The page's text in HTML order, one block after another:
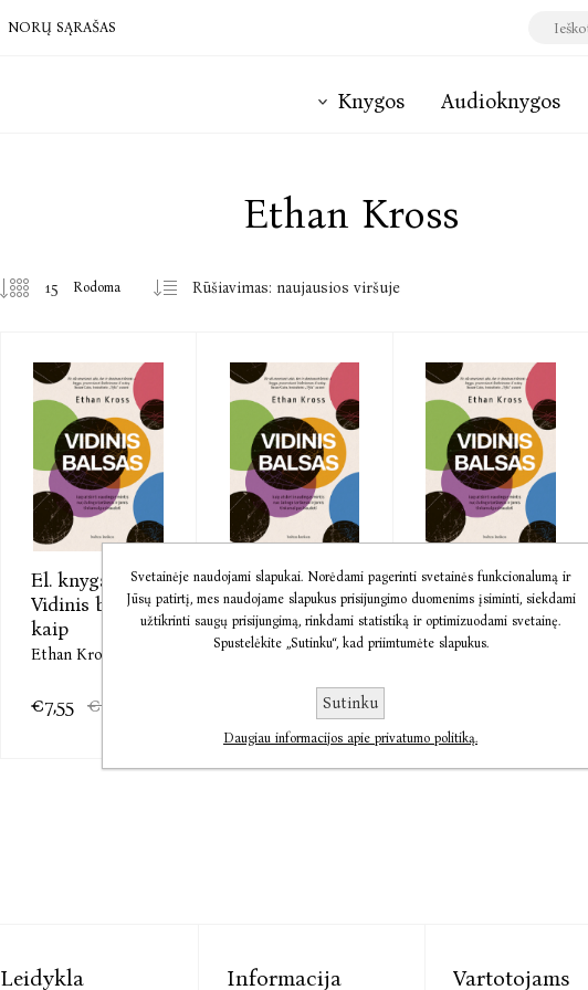
NORŲ SĄRAŠAS
Knygos Audioknygos
Ethan Kross
Rodoma
El. knyga
Vidinis balsas:
kaip
Ethan Kross
€7,55 €9,44
Audio Vidinis
balsas: kaip ...
Ethan Kross
€12,51
Vidinis balsas.
Kaip atskirti
Ethan Kross
Leidykla Informacija Vartotojams
Svetainėje naudojami slapukai. Norėdami pagerinti svetainės funkcionalumą ir
Jūsų patirtį, mes naudojame slapukus prisijungimo duomenims įsiminti, siekdami
užtikrinti saugų prisijungimą, rinkdami statistiką ir optimizuodami svetainę.
Spustelėkite „Sutinku“, kad priimtumėte slapukus.
Sutinku
Daugiau informacijos apie privatumo politiką.